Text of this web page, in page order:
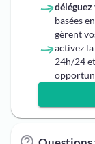
déléguez
basées
gèrent
activez la
24h/24